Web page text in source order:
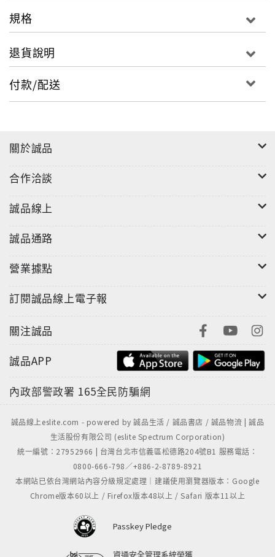
規格
退貨說明
付款/配送
關於誠品
合作洽談
誠品線上
誠品通路
營業據點
訂閱誠品線上電子報
關注誠品
誠品APP
內政部警政署 165全民防騙網
誠品線上eslite.com - powered by 誠品生活 / 誠品書店 / 誠品物流 | 誠品
生活股份有限公司 (eslite Spectrum Corporation)
統一編號：27952966 | 台灣台北市信義區松德路204號B1 服務電話：
0800-666-798／+886-2-8789-8921
本網站已依台灣網站內容分級規定處理｜建議使用瀏覽器版本：Google
Chrome版本60以上 / Firefox版本48以上 / Safari 版本11以上
Passkey Pledge
資通安全管理系統榮獲